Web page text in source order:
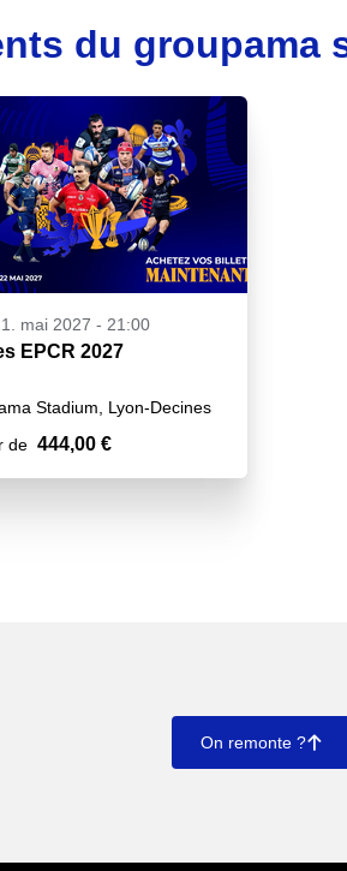
du groupama
mai 2027 - 21:00
EPCR 2027
Stadium, Lyon-Decines
de 444,00 €
On remonte ?􀄨